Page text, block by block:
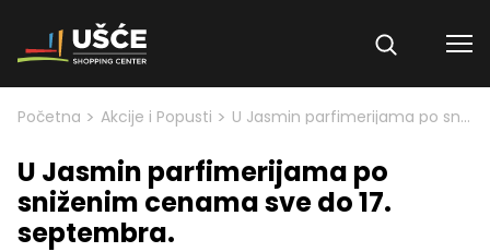
Skip to content
Početna > Akcije i Popusti > U Jasmin parfimerijama po sniženim cenama sve do 17. septembra.
U Jasmin parfimerijama po
sniženim cenama sve do 17.
septembra.